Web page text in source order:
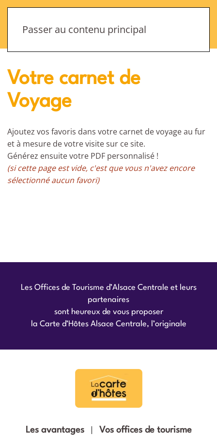
Passer au contenu principal
Menu
Votre carnet de
Voyage
Ajoutez vos favoris dans votre carnet de voyage au fur
et à mesure de votre visite sur ce site.
Générez ensuite votre PDF personnalisé !
(si cette page est vide, c'est que vous n'avez encore
sélectionné aucun favori)
Les Offices de Tourisme d’Alsace Centrale et leurs
partenaires
sont heureux de vous proposer
la Carte d’Hôtes Alsace Centrale, l’originale
Les avantages Vos offices de tourisme